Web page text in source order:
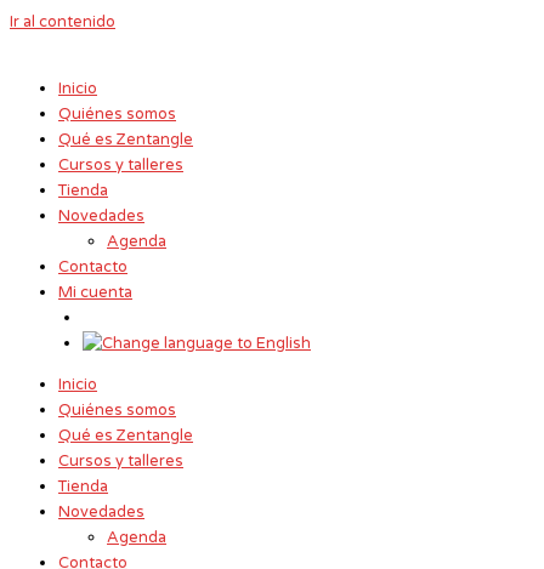
Ir al contenido
Inicio
Quiénes somos
Qué es Zentangle
Cursos y talleres
Tienda
Novedades
Agenda
Contacto
Mi cuenta
Inicio
Quiénes somos
Qué es Zentangle
Cursos y talleres
Tienda
Novedades
Agenda
Contacto